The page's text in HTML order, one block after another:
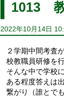
1013
2022年10月14日
２学期中間考査
校教職員研修を
そんな中で学校
ある程度答えは
繋がり（誰とで